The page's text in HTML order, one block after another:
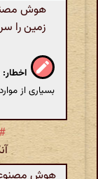
هوش
زمین را
اخطار:
بسیاری از
#